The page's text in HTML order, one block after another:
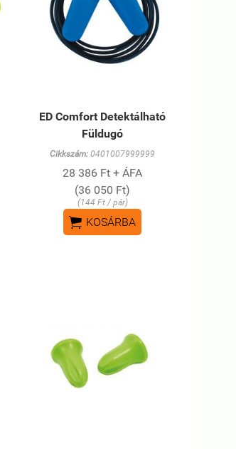
ED Comfort Detektálható
Füldugó
Cikkszám: 0401007999999
28 386 Ft + ÁFA
(36 050 Ft)
(144 Ft / pár)
 KOSÁRBA